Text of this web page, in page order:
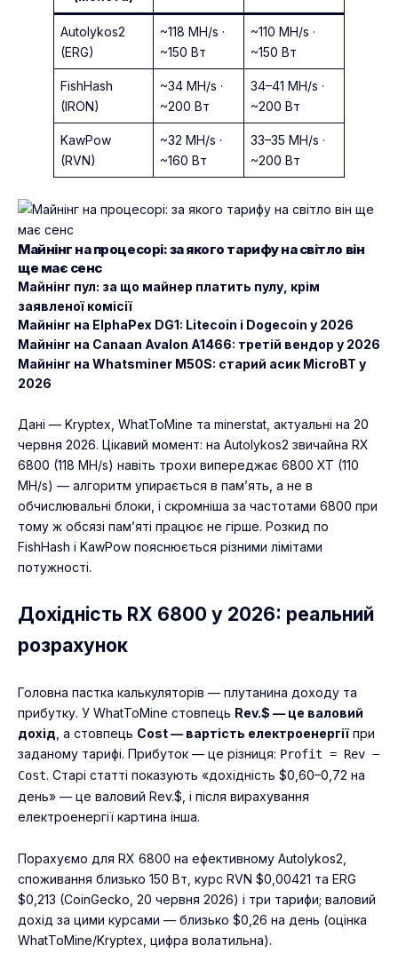
Autolykos2
(ERG)
~118 MH/s ·
~150 Вт
~110 MH/s ·
~150 Вт
FishHash
(IRON)
~34 MH/s ·
~200 Вт
34–41 MH/s ·
~200 Вт
KawPow
(RVN)
~32 MH/s ·
~160 Вт
33–35 MH/s ·
~200 Вт
Майнінг на процесорі: за якого тарифу на світло він
ще має сенс
Майнінг пул: за що майнер платить пулу, крім
заявленої комісії
Майнінг на ElphaPex DG1: Litecoin і Dogecoin у 2026
Майнінг на Canaan Avalon A1466: третій вендор у 2026
Майнінг на Whatsminer M50S: старий асик MicroBT у
2026
Дані — Kryptex, WhatToMine та minerstat, актуальні на 20
червня 2026. Цікавий момент: на Autolykos2 звичайна RX
6800 (118 MH/s) навіть трохи випереджає 6800 XT (110
MH/s) — алгоритм упирається в пам’ять, а не в
обчислювальні блоки, і скромніша за частотами 6800 при
тому ж обсязі пам’яті працює не гірше. Розкид по
FishHash і KawPow пояснюється різними лімітами
потужності.
Дохідність RX 6800 у 2026: реальний
розрахунок
Головна пастка калькуляторів — плутанина доходу та
прибутку. У WhatToMine стовпець Rev.$ — це валовий
дохід , а стовпець Cost — вартість електроенергії при
заданому тарифі. Прибуток — це різниця: Profit = Rev −
Cost. Старі статті показують «дохідність $0,60–0,72 на
день» — це валовий Rev.$, і після вирахування
електроенергії картина інша.
Порахуємо для RX 6800 на ефективному Autolykos2,
споживання близько 150 Вт, курс RVN $0,00421 та ERG
$0,213 (CoinGecko, 20 червня 2026) і три тарифи; валовий
дохід за цими курсами — близько $0,26 на день (оцінка
WhatToMine/Kryptex, цифра волатильна).